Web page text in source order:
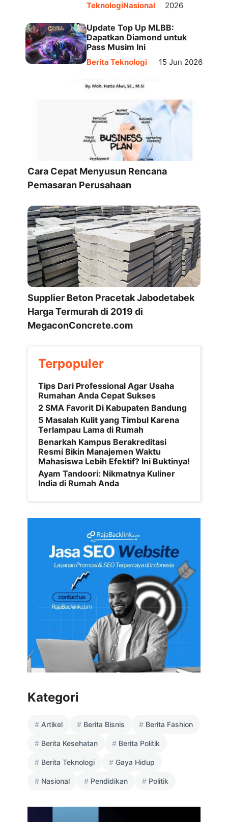
TeknologiNasional
2026
Update Top Up MLBB:
Dapatkan Diamond untuk
Pass Musim Ini
Berita Teknologi 15 Jun 2026
Cara Cepat Menyusun Rencana
Pemasaran Perusahaan
Supplier Beton Pracetak Jabodetabek
Harga Termurah di 2019 di
MegaconConcrete.com
Terpopuler
Tips Dari Professional Agar Usaha
Rumahan Anda Cepat Sukses
2 SMA Favorit Di Kabupaten Bandung
5 Masalah Kulit yang Timbul Karena
Terlampau Lama di Rumah
Benarkah Kampus Berakreditasi
Resmi Bikin Manajemen Waktu
Mahasiswa Lebih Efektif? Ini Buktinya!
Ayam Tandoori: Nikmatnya Kuliner
India di Rumah Anda
Kategori
Artikel Berita Bisnis Berita Fashion
Berita Kesehatan Berita Politik
Berita Teknologi Gaya Hidup
Nasional Pendidikan Politik